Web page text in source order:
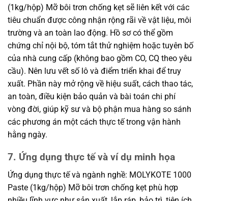
(1kg/hộp) Mỡ bôi trơn chống kẹt sẽ liên kết với các
tiêu chuẩn được công nhận rộng rãi về vật liệu, môi
trường và an toàn lao động. Hồ sơ có thể gồm
chứng chỉ nội bộ, tóm tắt thử nghiệm hoặc tuyên bố
của nhà cung cấp (không bao gồm CO, CQ theo yêu
cầu). Nên lưu vết số lô và điểm triển khai để truy
xuất. Phần này mở rộng về hiệu suất, cách thao tác,
an toàn, điều kiện bảo quản và bài toán chi phí
vòng đời, giúp kỹ sư và bộ phận mua hàng so sánh
các phương án một cách thực tế trong vận hành
hằng ngày.
7. Ứng dụng thực tế và ví dụ minh họa
Ứng dụng thực tế và ngành nghề: MOLYKOTE 1000
Paste (1kg/hộp) Mỡ bôi trơn chống kẹt phù hợp